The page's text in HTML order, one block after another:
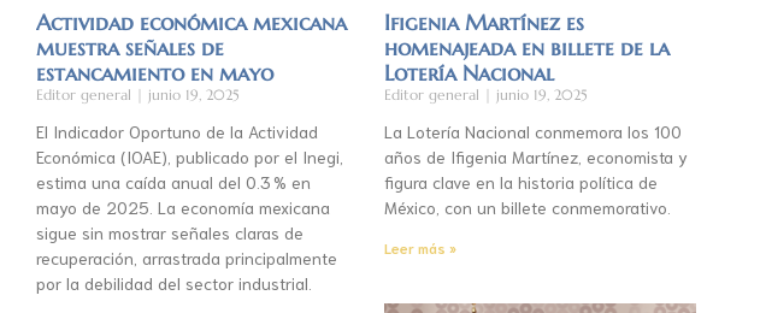
Actividad económica mexicana
muestra señales de
estancamiento en mayo
Editor general junio 19, 2025
El Indicador Oportuno de la Actividad
Económica (IOAE), publicado por el Inegi,
estima una caída anual del 0.3 % en
mayo de 2025. La economía mexicana
sigue sin mostrar señales claras de
recuperación, arrastrada principalmente
por la debilidad del sector industrial.
Ifigenia Martínez es
homenajeada en billete de la
Lotería Nacional
Editor general junio 19, 2025
La Lotería Nacional conmemora los 100
años de Ifigenia Martínez, economista y
figura clave en la historia política de
México, con un billete conmemorativo.
Leer más »